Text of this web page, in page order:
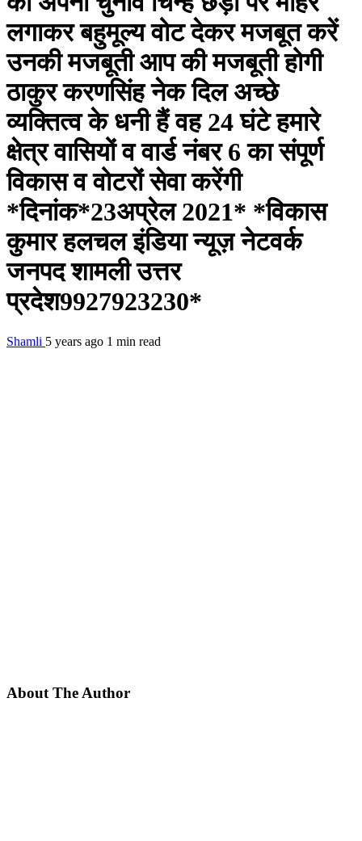
लगाकर बहुमूल्य वोट देकर मजबूत करें
उनकी मजबूती आप की मजबूती होगी
ठाकुर करणसिंह नेक दिल अच्छे
व्यक्तित्व के धनी हैं वह 24 घंटे हमारे
क्षेत्र वासियों व वार्ड नंबर 6 का संपूर्ण
विकास व वोटरों सेवा करेंगी
*दिनांक*23अप्रेल 2021* *विकास
कुमार हलचल इंडिया न्यूज़ नेटवर्क
जनपद शामली उत्तर
प्रदेश9927923230*
Shamli 5 years ago 1 min read
About The Author